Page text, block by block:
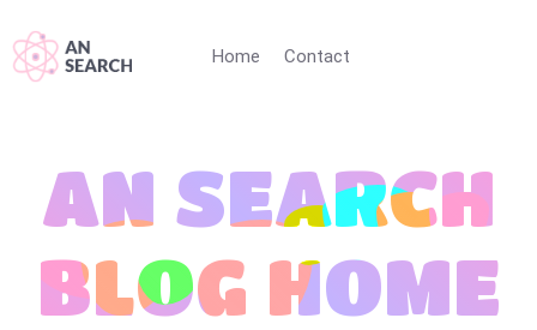
Home Contact
AN SEARCH
BLOG HOME